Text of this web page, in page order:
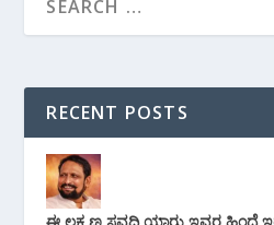
RECENT POSTS